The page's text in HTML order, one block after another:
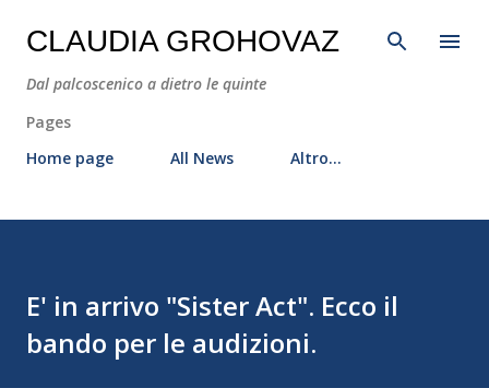
Passa ai contenuti principali
CLAUDIA GROHOVAZ
Dal palcoscenico a dietro le quinte
Pages
Home page
All News Altro…
E' in arrivo "Sister Act". Ecco il
bando per le audizioni.